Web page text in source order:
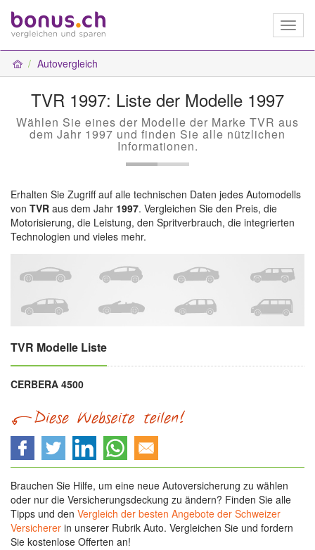
Autovergleich
TVR 1997: Liste der Modelle 1997
Wählen Sie eines der Modelle der Marke TVR aus
dem Jahr 1997 und finden Sie alle nützlichen
Informationen.
Erhalten Sie Zugriff auf alle technischen Daten jedes Automodells
von TVR aus dem Jahr 1997. Vergleichen Sie den Preis, die
Motorisierung, die Leistung, den Spritverbrauch, die integrierten
Technologien und vieles mehr.
TVR Modelle Liste
CERBERA 4500
Brauchen Sie Hilfe, um eine neue Autoversicherung zu wählen
oder nur die Versicherungsdeckung zu ändern? Finden Sie alle
Tipps und den Vergleich der besten Angebote der Schweizer
Versicherer in unserer Rubrik Auto. Vergleichen Sie und fordern
Sie kostenlose Offerten an!